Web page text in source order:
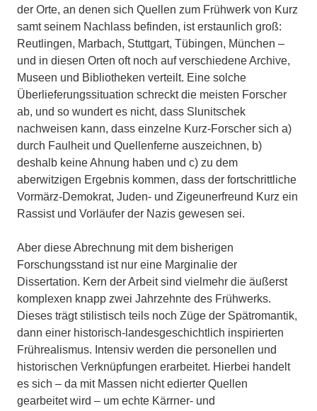
der Orte, an denen sich Quellen zum Frühwerk von Kurz
samt seinem Nachlass befinden, ist erstaunlich groß:
Reutlingen, Marbach, Stuttgart, Tübingen, München –
und in diesen Orten oft noch auf verschiedene Archive,
Museen und Bibliotheken verteilt. Eine solche
Überlieferungssituation schreckt die meisten Forscher
ab, und so wundert es nicht, dass Slunitschek
nachweisen kann, dass einzelne Kurz-Forscher sich a)
durch Faulheit und Quellenferne auszeichnen, b)
deshalb keine Ahnung haben und c) zu dem
aberwitzigen Ergebnis kommen, dass der fortschrittliche
Vormärz-Demokrat, Juden- und Zigeunerfreund Kurz ein
Rassist und Vorläufer der Nazis gewesen sei.
Aber diese Abrechnung mit dem bisherigen
Forschungsstand ist nur eine Marginalie der
Dissertation. Kern der Arbeit sind vielmehr die äußerst
komplexen knapp zwei Jahrzehnte des Frühwerks.
Dieses trägt stilistisch teils noch Züge der Spätromantik,
dann einer historisch-landesgeschichtlich inspirierten
Frührealismus. Intensiv werden die personellen und
historischen Verknüpfungen erarbeitet. Hierbei handelt
es sich – da mit Massen nicht edierter Quellen
gearbeitet wird – um echte Kärrner- und